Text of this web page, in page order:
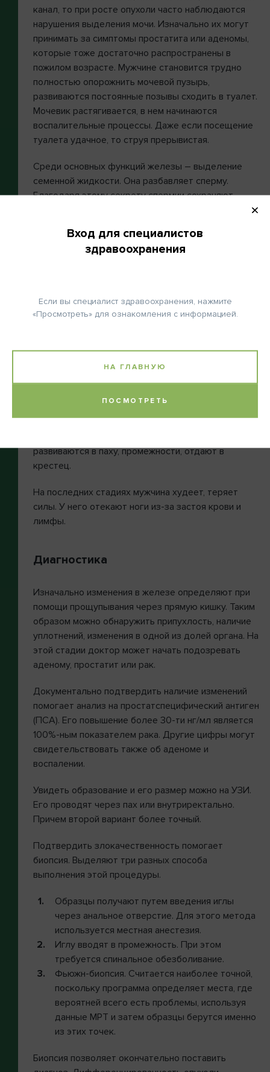
ОТКРЫТЬ КАЛЬКУЛЯТОР
канал, то при росте опухоли часто наблюдаются
нарушения выделения мочи. Изначально их могут
принимать за симптомы простатита или аденомы,
которые тоже достаточно распространены в
пожилом возрасте. Мужчине становится трудно
полностью опорожнить мочевой пузырь,
развиваются постоянные позывы сходить в туалет.
Мочевик растягивается, в нем начинаются
воспалительные процессы. Даже если посещение
туалета удачное, то струя прерывистая.
Среди основных функций железы – выделение
семенной жидкости. Она разбавляет сперму.
Благодаря этому секрету спермии сохраняют
достижении оргазма.
начать подтекать без эякуляции, нередко
60-ти живут половой жизнью и могут вовремя
заметить негативные изменения. А если замечают,
то относят это на счет старости.
развиваются в паху, промежности, отдают в
крестец.
На последних стадиях мужчина худеет, теряет
силы. У него отекают ноги из-за застоя крови и
лимфы.
Диагностика
Изначально изменения в железе определяют при
помощи прощупывания через прямую кишку. Таким
образом можно обнаружить припухлость, наличие
уплотнений, изменения в одной из долей органа. На
этой стадии доктор может начать подозревать
аденому, простатит или рак.
Документально подтвердить наличие изменений
помогает анализ на простатспецифический антиген
(ПСА). Его повышение более 30-ти нг/мл является
100%-ным показателем рака. Другие цифры могут
свидетельствовать также об аденоме и
воспалении.
Увидеть образование и его размер можно на УЗИ.
Его проводят через пах или внутриректально.
Причем второй вариант более точный.
Подтвердить злокачественность помогает
биопсия. Выделяют три разных способа
выполнения этой процедуры.
Образцы получают путем введения иглы
через анальное отверстие. Для этого метода
используется местная анестезия.
Иглу вводят в промежность. При этом
требуется спинальное обезболивание.
Фьюжн-биопсия. Считается наиболее точной,
поскольку программа определяет места, где
вероятней всего есть проблемы, используя
данные МРТ и затем образцы берутся именно
из этих точек.
Биопсия позволяет окончательно поставить
Вход для специалистов
здравоохранения
Если вы специалист здравоохранения, нажмите
«Просмотреть» для ознакомления с информацией.
НА ГЛАВНУЮ
ПОСМОТРЕТЬ